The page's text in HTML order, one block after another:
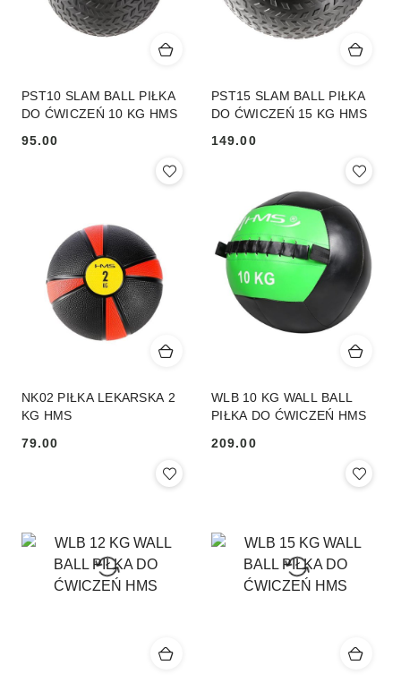
PST10 SLAM BALL PIŁKA
DO ĆWICZEŃ 10 KG HMS
95.00
PST15 SLAM BALL PIŁKA
DO ĆWICZEŃ 15 KG HMS
149.00
NK02 PIŁKA LEKARSKA 2
KG HMS
Cena:
79.00
WLB 10 KG WALL BALL
PIŁKA DO ĆWICZEŃ HMS
Cena:
209.00